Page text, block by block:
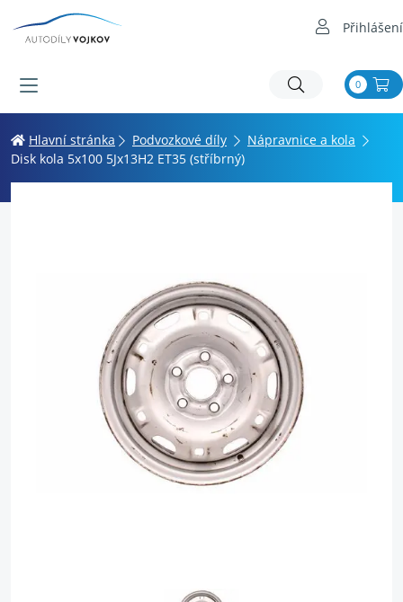
Přihlášení
0
Hlavní stránka Podvozkové díly
Nápravnice a kola
Disk kola 5x100 5Jx13H2 ET35 (stříbrný)